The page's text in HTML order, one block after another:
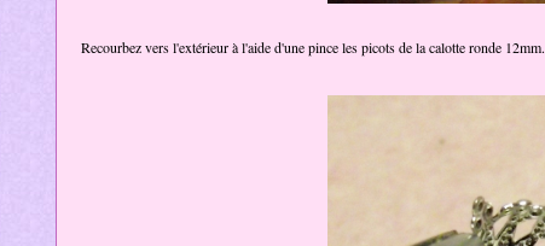
Recourbez vers l'extérieur à l'aide d'une pince les picots de la calotte ronde 12mm.